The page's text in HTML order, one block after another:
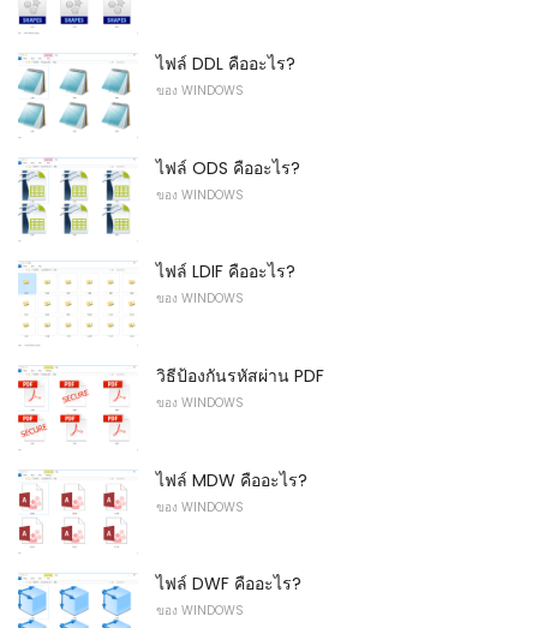
ไฟล์ DDL คืออะไร?
ของ WINDOWS
ไฟล์ ODS คืออะไร?
ของ WINDOWS
ไฟล์ LDIF คืออะไร?
ของ WINDOWS
วิธีป้องกันรหัสผ่าน PDF
ของ WINDOWS
ไฟล์ MDW คืออะไร?
ของ WINDOWS
ไฟล์ DWF คืออะไร?
ของ WINDOWS